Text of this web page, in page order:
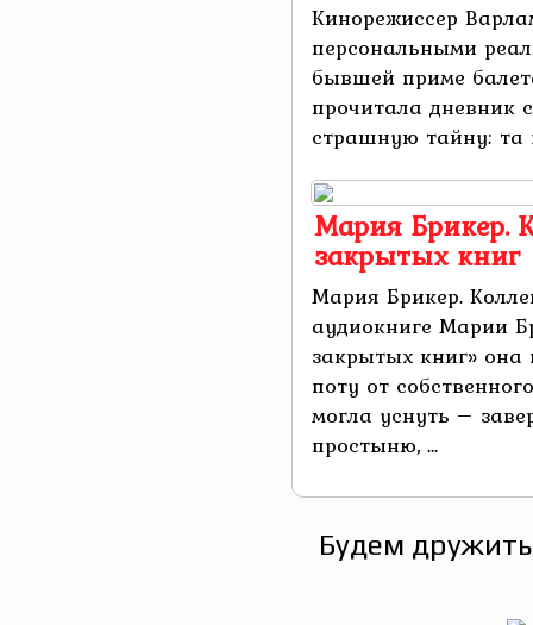
Кинорежиссер
персональными
бывшей приме
прочитала дневник
страшную тайну: та
Мария Брикер.
закрытых книг
Мария Брикер.
аудиокниге Марии
закрытых книг»
поту от
могла уснуть –
простыню, ...
Будем